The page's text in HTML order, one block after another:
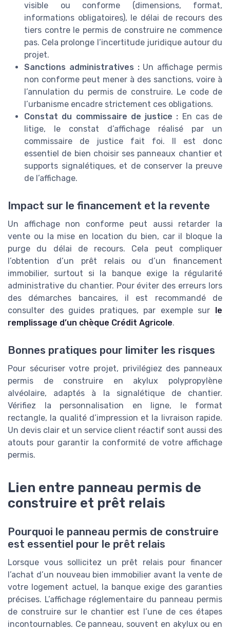
visible ou conforme (dimensions, format,
informations obligatoires), le délai de recours des
tiers contre le permis de construire ne commence
pas. Cela prolonge l’incertitude juridique autour du
projet.
Sanctions administratives :Un affichage permis
non conforme peut mener à des sanctions, voire à
l’annulation du permis de construire. Le code de
l’urbanisme encadre strictement ces obligations.
Constat du commissaire de justice : En cas de
litige, le constat d’affichage réalisé par un
commissaire de justice fait foi. Il est donc
essentiel de bien choisir ses panneaux chantier et
supports signalétiques, et de conserver la preuve
de l’affichage.
Impact sur le financement et la revente
Un affichage non conforme peut aussi retarder la
vente ou la mise en location du bien, car il bloque la
purge du délai de recours. Cela peut compliquer
l’obtention d’un prêt relais ou d’un financement
immobilier, surtout si la banque exige la régularité
administrative du chantier. Pour éviter des erreurs lors
des démarches bancaires, il est recommandé de
consulter des guides pratiques, par exemple sur
le
remplissage d’un chèque Crédit Agricole.
Bonnes pratiques pour limiter les risques
Pour sécuriser votre projet, privilégiez des panneaux
permis de construire en akylux polypropylène
alvéolaire, adaptés à la signalétique de chantier.
Vérifiez la personnalisation en ligne, le format
rectangle, la qualité d’impression et la livraison rapide.
Un devis clair et un service client réactif sont aussi des
atouts pour garantir la conformité de votre affichage
permis.
Lien entre panneau permis de
construire et prêt relais
Pourquoi le panneau permis de construire
est essentiel pour le prêt relais
Lorsque vous sollicitez un prêt relais pour financer
l’achat d’un nouveau bien immobilier avant la vente de
votre logement actuel, la banque exige des garanties
précises. L’affichage réglementaire du panneau permis
de construire sur le chantier est l’une de ces étapes
incontournables. Ce panneau, souvent en akylux ou en